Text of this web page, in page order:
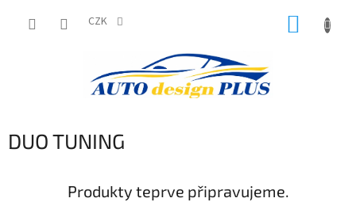
CZK
DUO TUNING
Produkty teprve připravujeme.